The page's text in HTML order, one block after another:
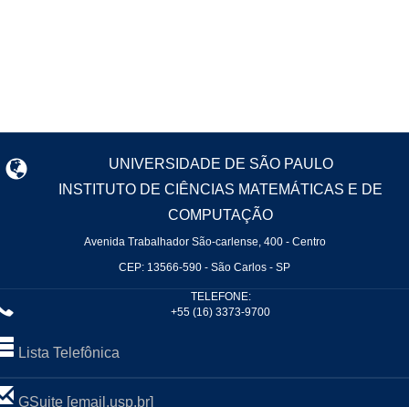
UNIVERSIDADE DE SÃO PAULO
INSTITUTO DE CIÊNCIAS MATEMÁTICAS E DE
COMPUTAÇÃO
Avenida Trabalhador São-carlense, 400 - Centro
CEP: 13566-590 - São Carlos - SP
TELEFONE:
+55 (16) 3373-9700
Lista Telefônica
GSuite [email.usp.br]